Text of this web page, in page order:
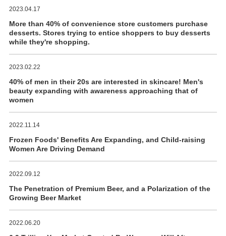
2023.04.17
More than 40% of convenience store customers purchase
desserts. Stores trying to entice shoppers to buy desserts
while they're shopping.
2023.02.22
40% of men in their 20s are interested in skincare! Men's
beauty expanding with awareness approaching that of
women
2022.11.14
Frozen Foods' Benefits Are Expanding, and Child-raising
Women Are Driving Demand
2022.09.12
The Penetration of Premium Beer, and a Polarization of the
Growing Beer Market
2022.06.20